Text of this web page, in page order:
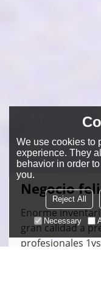
Negocio
Enorme
gran calidad a
profesionales
We use cookies to
experience. They
behavior in order
you.
Reject All
Necessary